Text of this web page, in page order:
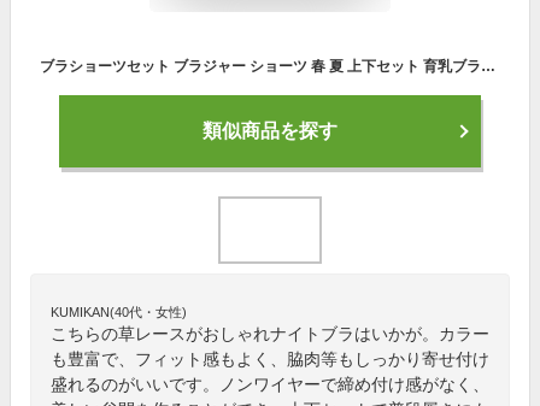
ブラショーツセット ブラジャー ショーツ 春 夏 上下セット 育乳ブラ 胸 盛れる ノンワイヤー ナイトブラ パッド 補正 レディースファッション SNS話題 韓国 下着 育乳 ショーツ ブラショーツ ランジェリー インナー 総レース 谷間 盛れる 胸 美背 脇高 脇高 補正 谷間
類似商品を探す
KUMIKAN(40代・女性)
こちらの草レースがおしゃれナイトブラはいかが。カラー
も豊富で、フィット感もよく、脇肉等もしっかり寄せ付け
盛れるのがいいです。ノンワイヤーで締め付け感がなく、